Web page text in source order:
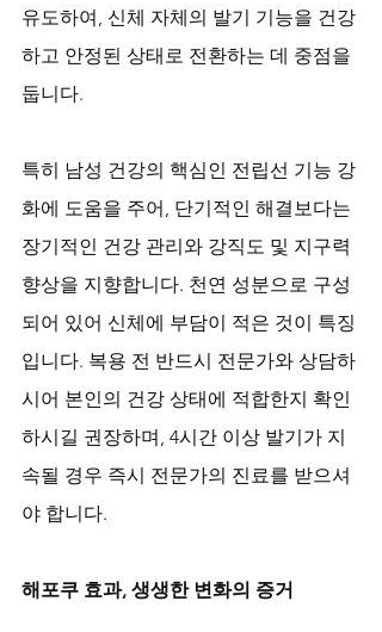
유도하여, 신체 자체의 발기 기능을 건강
하고 안정된 상태로 전환하는 데 중점을
둡니다.
특히 남성 건강의 핵심인 전립선 기능 강
화에 도움을 주어, 단기적인 해결보다는
장기적인 건강 관리와 강직도 및 지구력
향상을 지향합니다. 천연 성분으로 구성
되어 있어 신체에 부담이 적은 것이 특징
입니다. 복용 전 반드시 전문가와 상담하
시어 본인의 건강 상태에 적합한지 확인
하시길 권장하며, 4시간 이상 발기가 지
속될 경우 즉시 전문가의 진료를 받으셔
야 합니다.
해포쿠 효과, 생생한 변화의 증거